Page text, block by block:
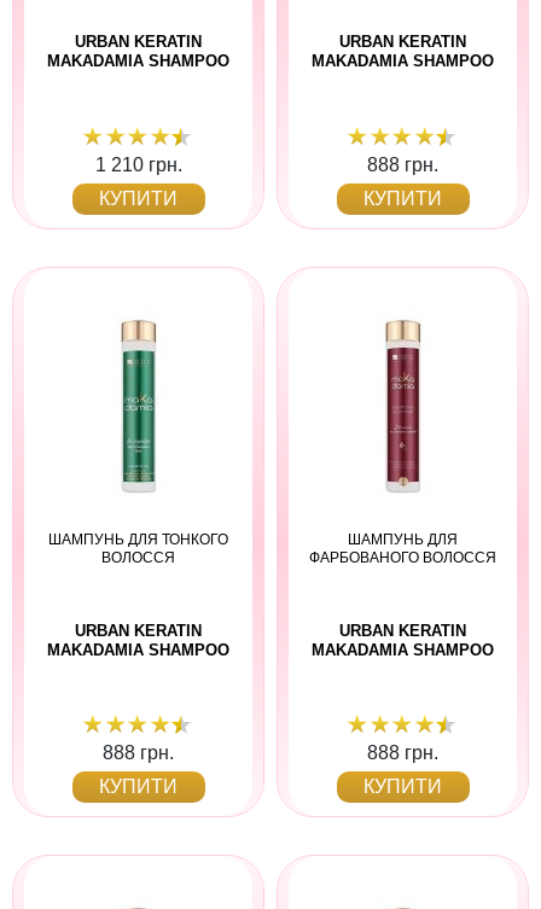
URBAN KERATIN
MAKADAMIA SHAMPOO
1 210 грн.
КУПИТИ
URBAN KERATIN
MAKADAMIA SHAMPOO
888 грн.
КУПИТИ
ШАМПУНЬ ДЛЯ ТОНКОГО
ВОЛОССЯ
URBAN KERATIN
MAKADAMIA SHAMPOO
888 грн.
КУПИТИ
ШАМПУНЬ ДЛЯ
ФАРБОВАНОГО ВОЛОССЯ
URBAN KERATIN
MAKADAMIA SHAMPOO
888 грн.
КУПИТИ